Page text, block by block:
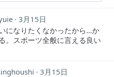
3月15日
になりたくなかったから…か
。スポーツ全般に言える良い
3月15日